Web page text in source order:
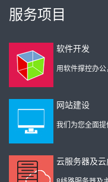
服务项目
软件开发
用软件撑控办公
网站建设
我们为您全面提
云服务器及